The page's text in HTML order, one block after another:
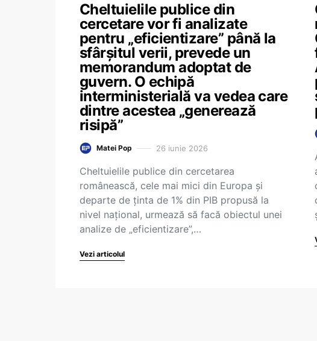
Cheltuielile publice din
cercetare vor fi analizate
pentru „eficientizare” până la
sfârșitul verii, prevede un
memorandum adoptat de
guvern. O echipă
interministerială va vedea care
dintre acestea „generează
risipă”
Matei Pop 26 iunie 2026
Cheltuielile publice din cercetarea
românească, cele mai mici din Europa și
departe de ținta de 1% din PIB propusă la
nivel național, urmează să facă obiectul unei
analize de „eficientizare”,…
Vezi articolul